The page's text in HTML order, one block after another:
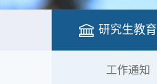
研究生教育
工作通知